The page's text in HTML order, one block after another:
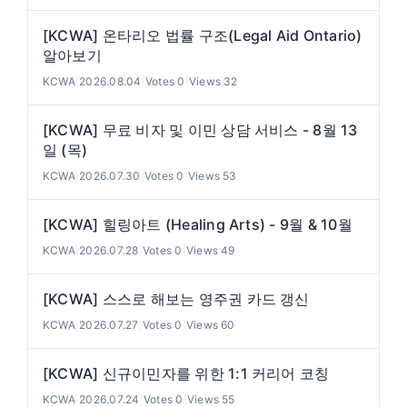
[KCWA] 온타리오 법률 구조(Legal Aid Ontario)
알아보기
KCWA| 2026.08.04 Votes 0 Views 32
[KCWA] 무료 비자 및 이민 상담 서비스 - 8월 13
일 (목)
KCWA| 2026.07.30 Votes 0 Views 53
[KCWA] 힐링아트 (Healing Arts) - 9월 & 10월
KCWA| 2026.07.28 Votes 0 Views 49
[KCWA] 스스로 해보는 영주권 카드 갱신
KCWA| 2026.07.27 Votes 0 Views 60
[KCWA] 신규이민자를 위한 1:1 커리어 코칭
KCWA| 2026.07.24 Votes 0 Views 55